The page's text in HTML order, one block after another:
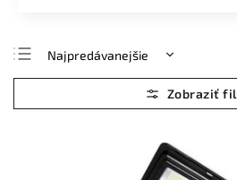
Najpredávanejšie
Najlacnejšie
Najdrahšie